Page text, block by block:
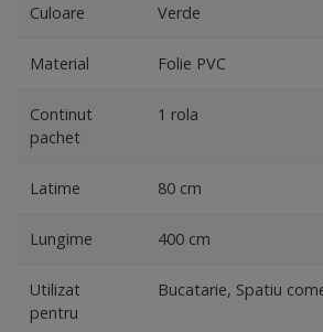
Culoare Verde
Material Folie PVC
Continut
pachet
1 rola
Latime 80 cm
Lungime 400 cm
Utilizat
pentru
Bucatarie, Spatiu